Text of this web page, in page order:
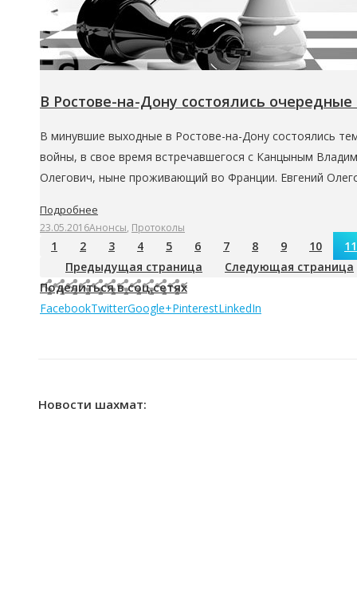
В Ростове-на-Дону состоялись
В минувшие выходные в Ростове-на-Дону состоялись
войны, в свое время встречавшегося с Канцыным
Олегович, ныне проживающий во Франции. Евгений
Подробнее
23.05.2016Анонсы, Протоколы
1 2 3 4 5 6 7 8 9 10
11
Предыдущая страница
Следующая страница
Поделиться в соц.сетях
FacebookTwitterGoogle+PinterestLinkedIn
Новости шахмат: